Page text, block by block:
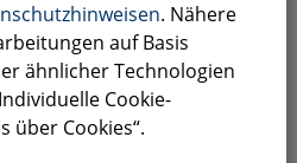
zu unseren GRC-
oder der BKP
. Nähere
auf Basis
ähnlicher Technologien
Cookie-
über Cookies“.